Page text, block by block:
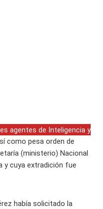
agentes de Inteligencia y
como pesa orden de
(ministerio) Nacional
y cuya extradición fue
había solicitado la